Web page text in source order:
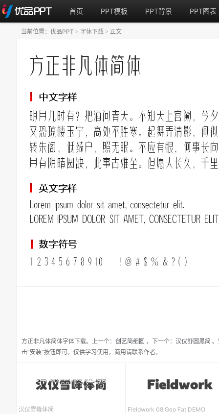
首页 PPT模板 PPT背景 PPT图表
方正非凡体简体字体下载。 上一个： 创艺简细圆 ， 下一个： 汉仪舒圆黑简
击“安装”按钮即可。仅供学习使用，商用请联系作者。
当前位置： 优品PPT > 字体下载 > 正文
汉仪雪峰体简 Fieldwork 08 Geo Fat DEMO